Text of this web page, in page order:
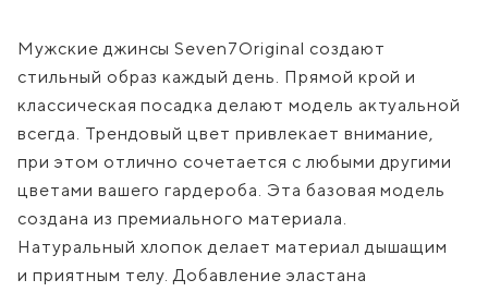
Мужские джинсы Seven7Original создают
стильный образ каждый день. Прямой крой и
классическая посадка делают модель актуальной
всегда. Трендовый цвет привлекает внимание,
при этом отлично сочетается с любыми другими
цветами вашего гардероба. Эта базовая модель
создана из премиального материала.
Натуральный хлопок делает материал дышащим
и приятным телу. Добавление эластана